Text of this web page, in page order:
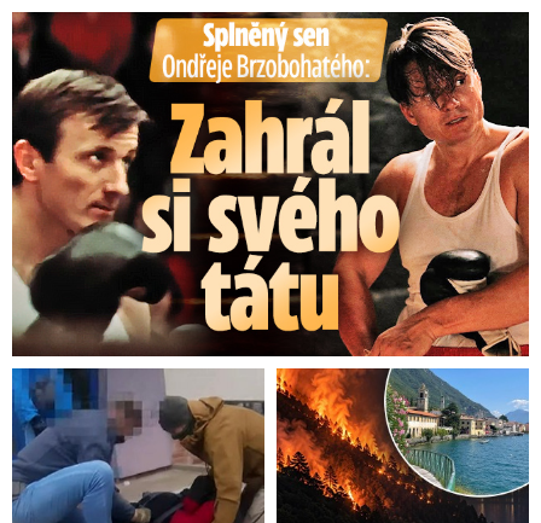
Splněný sen Ondřeje Brzobohatého: Zahrál si svého tátu